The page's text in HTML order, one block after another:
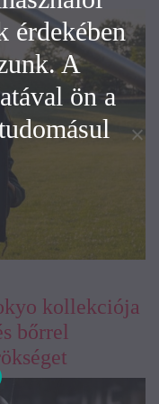
kollekciója
bőrrel
érdekében
A
ön a